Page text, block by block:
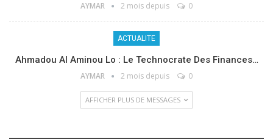
AYMAR 2 mois depuis 0
ACTUALITE
Ahmadou Al Aminou Lo : Le Technocrate Des Finances…
AYMAR 2 mois depuis 0
AFFICHER PLUS DE MESSAGES